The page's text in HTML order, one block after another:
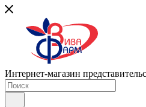
Интернет-магазин